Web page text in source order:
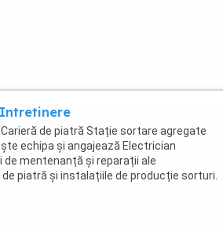
de piatră Stație sortare agregate
echipa și angajează Electrician
mentenanță și reparații ale
piatră și instalațiile de producție sorturi.
...